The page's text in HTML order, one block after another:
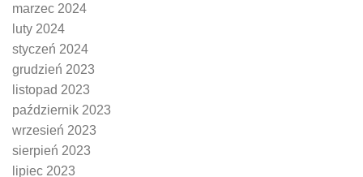
marzec 2024
luty 2024
styczeń 2024
grudzień 2023
listopad 2023
październik 2023
wrzesień 2023
sierpień 2023
lipiec 2023